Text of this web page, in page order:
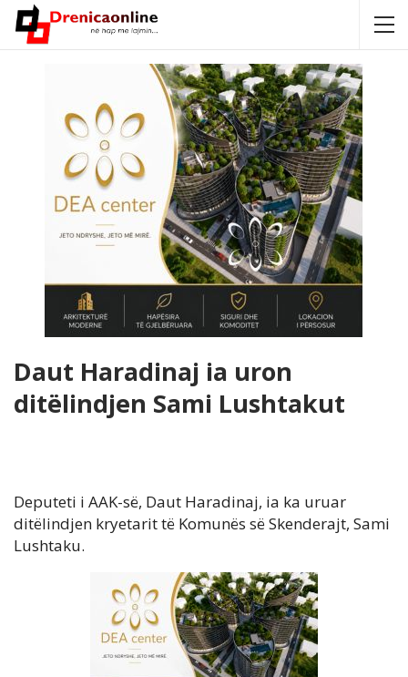
Daut Haradinaj ia uron
ditëlindjen Sami Lushtakut
Deputeti i AAK-së, Daut Haradinaj, ia ka uruar
ditëlindjen kryetarit të Komunës së Skenderajt, Sami
Lushtaku.